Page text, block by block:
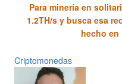
Para minería en
1.2TH/s y busca esa
hecho en
Criptomonedas